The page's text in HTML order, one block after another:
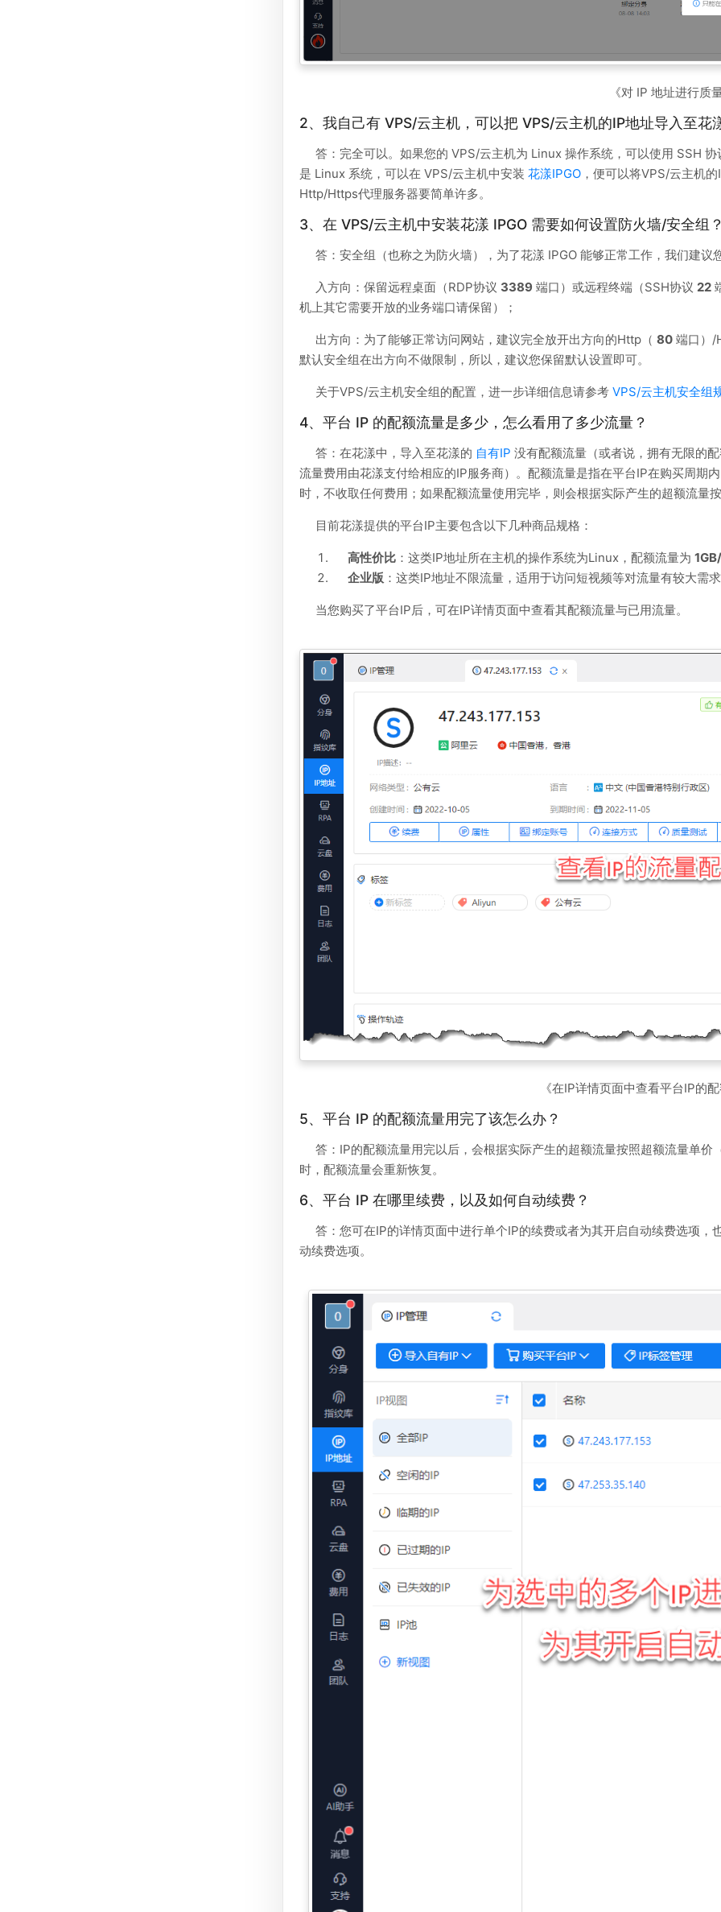
《对 IP 地址进行质
2、我自己有 VPS/云主机，可以把 VPS/云主机的IP地址导入至花
答：完全可以。如果您的 VPS/云主机为 Linux 操作系统，可以使用 SSH
是 Linux 系统，可以在 VPS/云主机中安装 花漾IPGO ，便可以将VPS/云主机
Http/Https代理服务器要简单许多。
3、在 VPS/云主机中安装花漾 IPGO 需要如何设置防火墙/安全组
答：安全组（也称之为防火墙），为了花漾 IPGO 能够正常工作，我们建
入方向：保留远程桌面（RDP协议 3389 端口）或远程终端（SSH协议 22
机上其它需要开放的业务端口请保留）；
出方向：为了能够正常访问网站，建议完全放开出方向的Http（ 80 端口）
默认安全组在出方向不做限制，所以，建议您保留默认设置即可。
关于VPS/云主机安全组的配置，进一步详细信息请参考 VPS/云主机安全组
4、平台 IP 的配额流量是多少，怎么看用了多少流量？
答：在花漾中，导入至花漾的 自有IP 没有配额流量（或者说，拥有无限的
流量费用由花漾支付给相应的IP服务商）。配额流量是指在平台IP在购买周期
时，不收取任何费用；如果配额流量使用完毕，则会根据实际产生的超额流量
目前花漾提供的平台IP主要包含以下几种商品规格：
高性价比 ：这类IP地址所在主机的操作系统为Linux，配额流量为
企业版 ：这类IP地址不限流量，适用于访问短视频等对流量有较大需
当您购买了平台IP后，可在IP详情页面中查看其配额流量与已用流量。
《在IP详情页面中查看平台IP的
5、平台 IP 的配额流量用完了该怎么办？
答：IP的配额流量用完以后，会根据实际产生的超额流量按照超额流量单
时，配额流量会重新恢复。
6、平台 IP 在哪里续费，以及如何自动续费？
答：您可在IP的详情页面中进行单个IP的续费或者为其开启自动续费选项
动续费选项。